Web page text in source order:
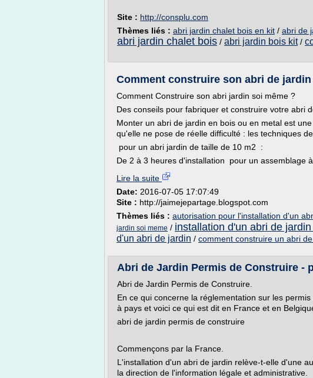
Site : http://consplu.com
Thèmes liés : abri jardin chalet bois en kit / abri de
abri jardin chalet bois / abri jardin bois kit/
Comment construire son abri de jardin
Comment Construire son abri jardin soi même ?
Des conseils pour fabriquer et construire votre abri
Monter un abri de jardin en bois ou en metal est
qu'elle ne pose de réelle difficulté : les techniques
pour un abri jardin de taille de 10 m2 :
De 2 à 3 heures d'installation pour un assemblage à
Lire la suite
Date: 2016-07-05 17:07:49
Site : http://jaimejepartage.blogspot.com
Thèmes liés : autorisation pour l'installation d'un
jardin soi meme / installation d'un abri de
d'un abri de jardin / comment construire un abri
Abri de Jardin Permis de Construire -
Abri de Jardin Permis de Construire.
En ce qui concerne la réglementation sur les
à pays et voici ce qui est dit en France et en
abri de jardin permis de construire
Commençons par la France.
L'installation d'un abri de jardin relève-t-elle d'une
la direction de l'information légale et administrative.